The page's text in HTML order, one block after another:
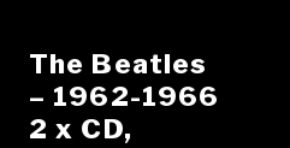
The Beatles
– 1962-1966
2 x CD,